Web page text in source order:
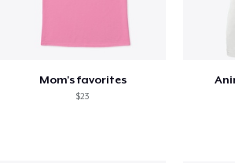
Mom's favorites
$23